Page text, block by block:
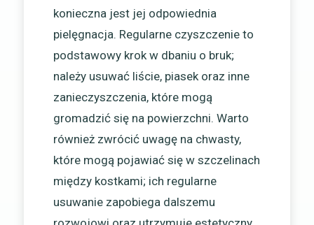
konieczna jest jej odpowiednia
pielęgnacja. Regularne czyszczenie to
podstawowy krok w dbaniu o bruk;
należy usuwać liście, piasek oraz inne
zanieczyszczenia, które mogą
gromadzić się na powierzchni. Warto
również zwrócić uwagę na chwasty,
które mogą pojawiać się w szczelinach
między kostkami; ich regularne
usuwanie zapobiega dalszemu